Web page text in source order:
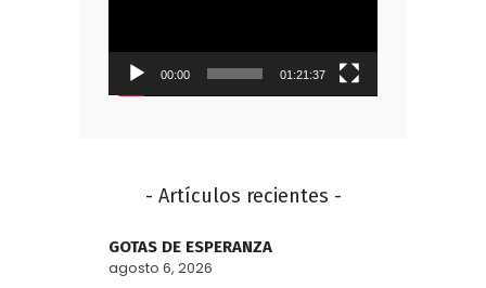
00:00 01:21:37
- Artículos recientes -
GOTAS DE ESPERANZA
agosto 6, 2026